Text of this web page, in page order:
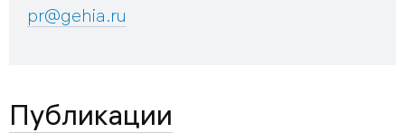
pr@gehia.ru
Публикации